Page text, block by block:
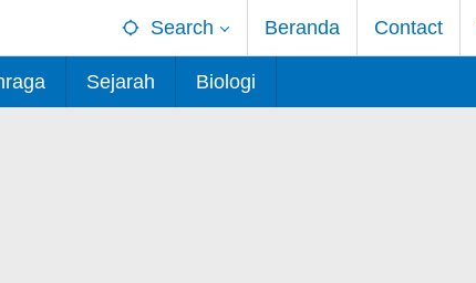
Search Beranda Contact
Sejarah Biologi